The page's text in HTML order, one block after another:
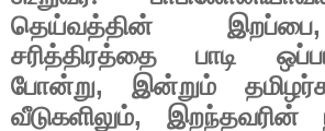
தெய்வத்தின் இறப்பை
சரித்திரத்தை பாடி
போன்று,இன்றும்
வீடுகளிலும், இறந்தவரின்